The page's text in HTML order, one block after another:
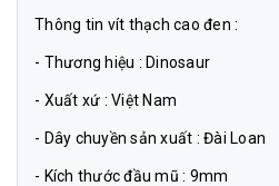
Thông tin vít thạch cao đen :
- Thương hiệu : Dinosaur
- Xuất xứ : Việt Nam
- Dây chuyền sản xuất : Đài Loan
- Kích thước đầu mũ : 9mm